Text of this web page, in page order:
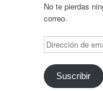
No te pierdas
correo.
Dirección
de
email
Suscribir